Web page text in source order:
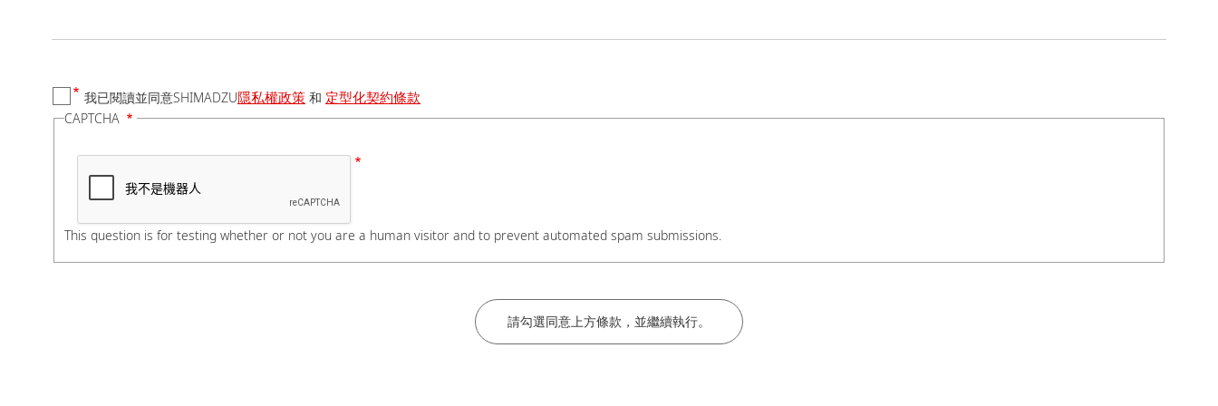
電話號碼
公司/學校名稱
若您是學生，請在科系名稱後加上實驗室教授姓名，謝謝。
我已閱讀並同意SHIMADZU隱私權政策 和 定型化契約條款
CAPTCHA
This question is for testing whether or not you are a human visitor and to prevent automated spam submissions.